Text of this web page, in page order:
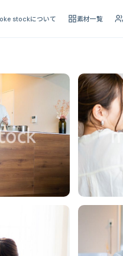
stockについて 素材一覧